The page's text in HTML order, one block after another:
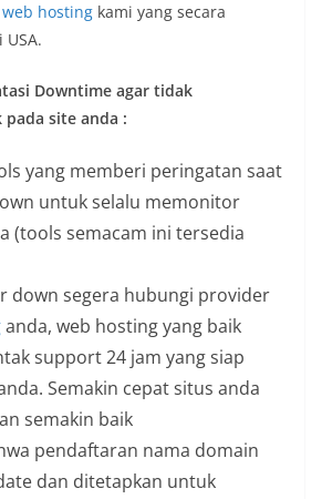
web hosting kami yang secara
Downtime agar tidak
site anda :
yang memberi peringatan saat
untuk selalu memonitor
(tools semacam ini tersedia
down segera hubungi provider
anda, web hosting yang baik
support 24 jam yang siap
Semakin cepat situs anda
semakin baik
pendaftaran nama domain
dan ditetapkan untuk